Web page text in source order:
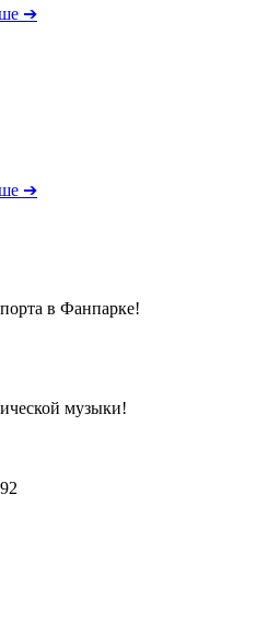
➔
➔
в Фанпарке!
музыки!